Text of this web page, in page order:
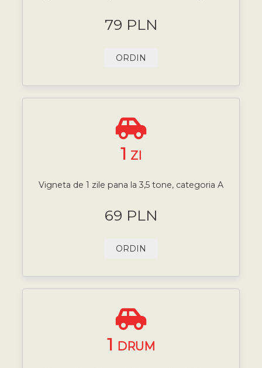
79 PLN
ORDIN
1 ZI
Vigneta de 1 zile pana la 3,5 tone, categoria A
69 PLN
ORDIN
1 DRUM